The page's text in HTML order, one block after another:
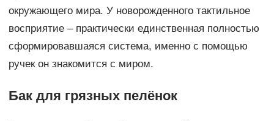
окружающего мира. У новорожденного тактильное
восприятие – практически единственная полностью
сформировавшаяся система, именно с помощью
ручек он знакомится с миром.
Бак для грязных пелёнок